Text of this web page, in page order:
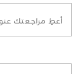
أعطِ مراجعتك